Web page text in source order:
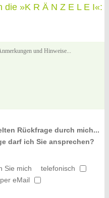
die »K R Ä N Z E L E I«:
Rückfrage durch mich...
darf ich Sie ansprechen?
Sie mich
telefonisch
per eMail